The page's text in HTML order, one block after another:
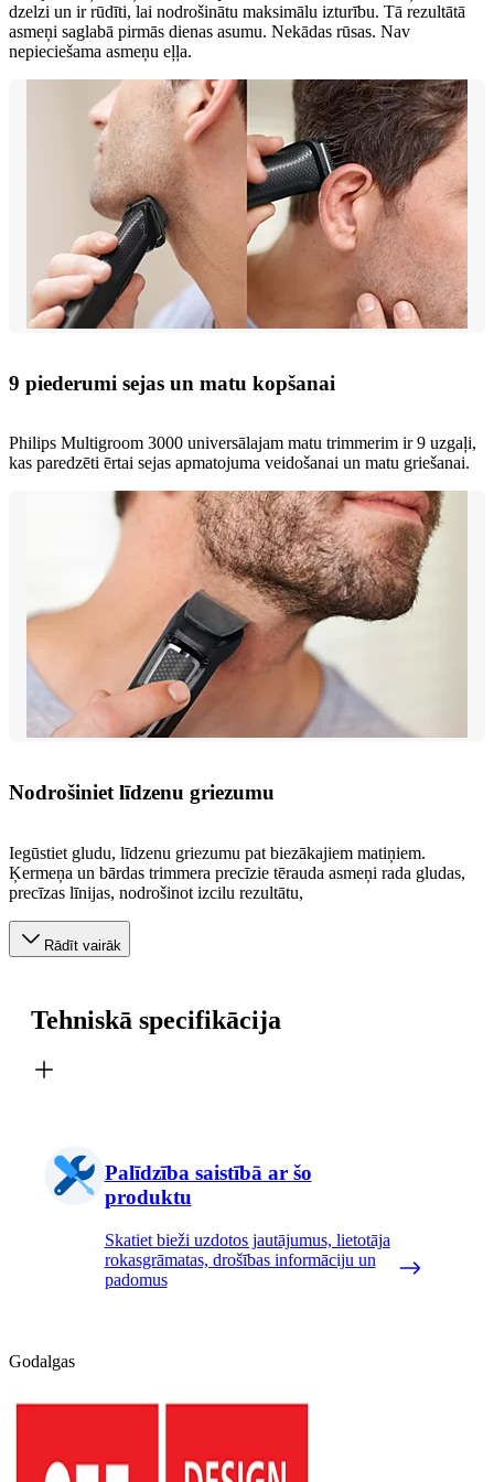
dzelzi un ir rūdīti, lai nodrošinātu maksimālu izturību. Tā rezultātā
asmeņi saglabā pirmās dienas asumu. Nekādas rūsas. Nav
nepieciešama asmeņu eļļa.
9 piederumi sejas un matu kopšanai
Philips Multigroom 3000 universālajam matu trimmerim ir 9 uzgaļi,
kas paredzēti ērtai sejas apmatojuma veidošanai un matu griešanai.
Nodrošiniet līdzenu griezumu
Iegūstiet gludu, līdzenu griezumu pat biezākajiem matiņiem.
Ķermeņa un bārdas trimmera precīzie tērauda asmeņi rada gludas,
precīzas līnijas, nodrošinot izcilu rezultātu,
Rādīt vairāk
Tehniskā specifikācija
Palīdzība saistībā ar šo
produktu
Skatiet bieži uzdotos jautājumus, lietotāja
rokasgrāmatas, drošības informāciju un
padomus
Godalgas